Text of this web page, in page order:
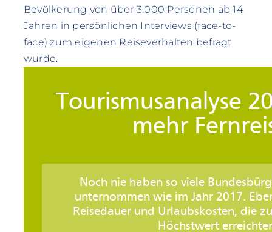
Bevölkerung von über 3.000 Personen ab 14
Jahren in persönlichen Interviews (face-to-
face) zum eigenen Reiseverhalten befragt
wurde.